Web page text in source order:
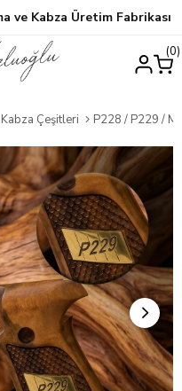
ve Kabza Üretim Fabrikası
0
Çeşitleri P228 / P229 /